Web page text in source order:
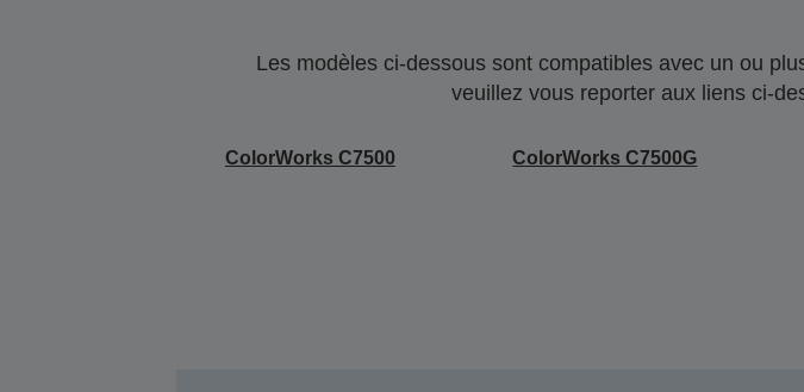
Les modèles ci-dessous sont compatibles avec un ou
veuillez vous reporter aux liens ci-
ColorWorks C7500 ColorWorks C7500G